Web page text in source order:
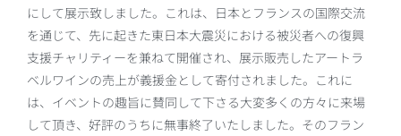
にして展示致しました。これは、日本とフランスの国際交流
を通じて、先に起きた東日本大震災における被災者への復興
支援チャリティーを兼ねて開催され、展示販売したアートラ
ベルワインの売上が義援金として寄付されました。これに
は、イベントの趣旨に賛同して下さる大変多くの方々に来場
して頂き、好評のうちに無事終了いたしました。そのフラン